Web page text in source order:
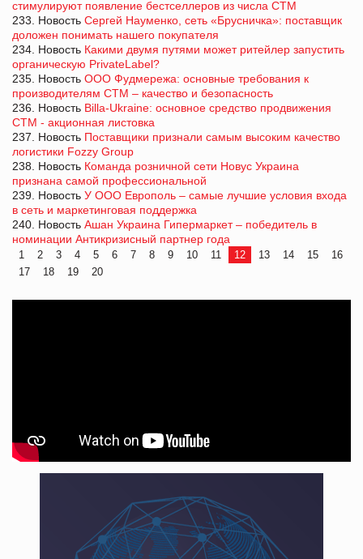
стимулируют появление бестселлеров из числа СТМ
233. Новость Сергей Науменко, сеть «Брусничка»: поставщик
доложен понимать нашего покупателя
234. Новость Какими двумя путями может ритейлер запустить
органическую PrivateLabel?
235. Новость ООО Фудмережа: основные требования к
производителям СТМ – качество и безопасность
236. Новость Billa-Ukraine: основное средство продвижения
СТМ - акционная листовка
237. Новость Поставщики признали самым высоким качество
логистики Fozzy Group
238. Новость Команда розничной сети Новус Украина
признана самой профессиональной
239. Новость У ООО Европоль – самые лучшие условия входа
в сеть и маркетинговая поддержка
240. Новость Ашан Украина Гипермаркет – победитель в
номинации Антикризисный партнер года
1 2 3 4 5 6 7 8 9 10 11 12 13 14 15
16
17
18 19 20